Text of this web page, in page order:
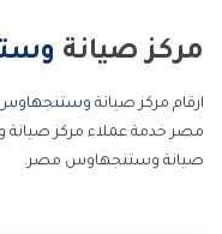
مركز صيانة
ارقام مركز صيانة
مصر خدمة عملاء مركز
صيانة وستنجهاوس مصر.